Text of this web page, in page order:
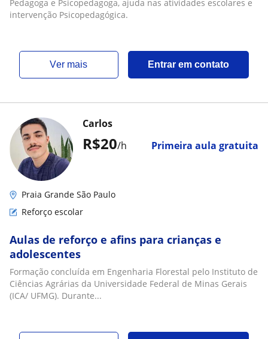
Pedagoga e Psicopedagoga, ajuda nas atividades escolares e
intervenção Psicopedagógica.
ver mais Entrar em contato
R$20/h Primeira aula gratuita
Carlos
Praia Grande São Paulo
Reforço escolar
Aulas de reforço e afins para crianças e
adolescentes
Formação concluída em Engenharia Florestal pelo Instituto de
Ciências Agrárias da Universidade Federal de Minas Gerais
(ICA/ UFMG). Durante...